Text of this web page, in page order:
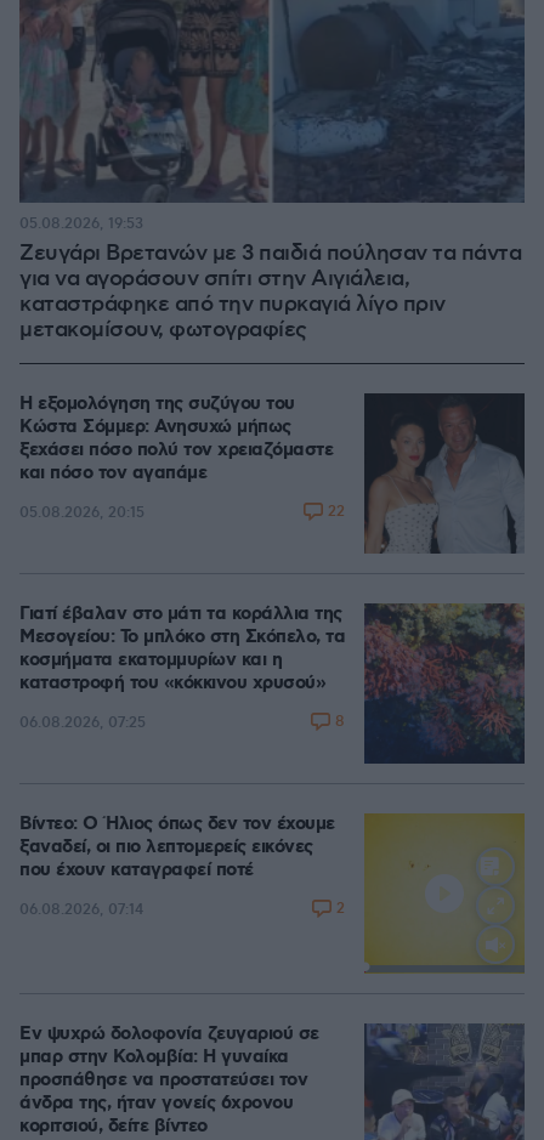
Ζευγάρι Βρετανών με 3 παιδιά πούλησαν τα πάντα
για να αγοράσουν σπίτι στην Αιγιάλεια,
καταστράφηκε από την πυρκαγιά λίγο πριν
μετακομίσουν, φωτογραφίες
05.08.2026, 19:53
Η εξομολόγηση της συζύγου του
Κώστα Σόμμερ: Ανησυχώ μήπως
ξεχάσει πόσο πολύ τον χρειαζόμαστε
και πόσο τον αγαπάμε
05.08.2026, 20:15 22
Γιατί έβαλαν στο μάτι τα κοράλλια της
Μεσογείου: Το μπλόκο στη Σκόπελο, τα
κοσμήματα εκατομμυρίων και η
καταστροφή του «κόκκινου χρυσού»
06.08.2026, 07:25 8
Loaded:
Βίντεο: Ο Ήλιος όπως δεν τον έχουμε
ξαναδεί, οι πιο λεπτομερείς εικόνες
που έχουν καταγραφεί ποτέ
06.08.2026, 07:14 2
Εν ψυχρώ δολοφονία ζευγαριού σε
μπαρ στην Κολομβία: Η γυναίκα
προσπάθησε να προστατεύσει τον
άνδρα της, ήταν γονείς 6χρονου
κοριτσιού, δείτε βίντεο